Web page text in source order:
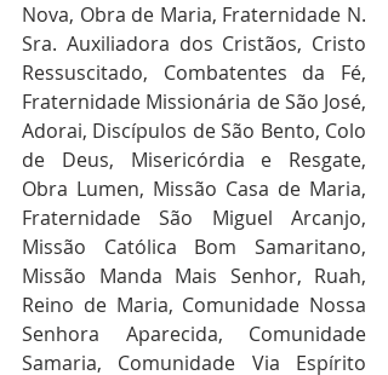
Nova, Obra de Maria, Fraternidade N.
Sra. Auxiliadora dos Cristãos, Cristo
Ressuscitado, Combatentes da Fé,
Fraternidade Missionária de São José,
Adorai, Discípulos de São Bento, Colo
de Deus, Misericórdia e Resgate,
Obra Lumen, Missão Casa de Maria,
Fraternidade São Miguel Arcanjo,
Missão Católica Bom Samaritano,
Missão Manda Mais Senhor, Ruah,
Reino de Maria, Comunidade Nossa
Senhora Aparecida, Comunidade
Samaria, Comunidade Via Espírito